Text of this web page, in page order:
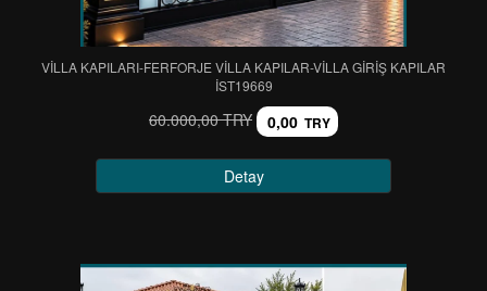
VİLLA KAPILARI-FERFORJE VİLLA KAPILAR-VİLLA GİRİŞ KAPILAR
IST19669
60.000,00 TRY 0,00 TRY
Detay